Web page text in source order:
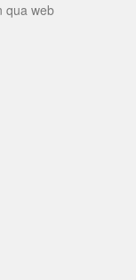
qua web